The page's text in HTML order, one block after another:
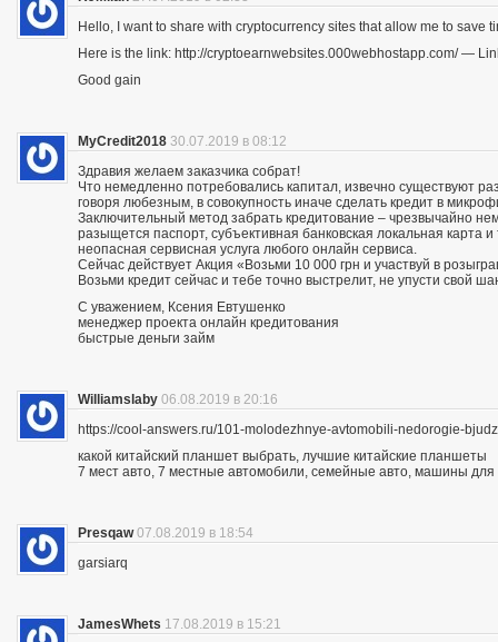
Hello, I want to share with cryptocurrency sites that allow me to save
Here is the link: http://cryptoearnwebsites.000webhostapp.com/ —
Good gain
MyCredit2018 30.07.2019 в 08:12
Здравия желаем заказчика собрат!
Что немедленно потребовались капитал, извечно существуют
говоря любезным, в совокупность иначе сделать кредит в
Заключительный метод забрать кредитование – чрезвычайно
разыщется паспорт, субъективная банковская локальная
неопасная сервисная услуга любого онлайн сервиса.
Сейчас действует Акция «Возьми 10 000 грн и участвуй в
Возьми кредит сейчас и тебе точно выстрелит, не упусти свой
С уважением, Ксения Евтушенко
менеджер проекта онлайн кредитования
быстрые деньги займ
Williamslaby 06.08.2019 в 20:16
https://cool-answers.ru/101-molodezhnye-avtomobili-nedorogie-
какой китайский планшет выбрать, лучшие китайские планшеты
7 мест авто, 7 местные автомобили, семейные авто, машины для
Presqaw 07.08.2019 в 18:54
garsiarq
JamesWhets 17.08.2019 в 15:21